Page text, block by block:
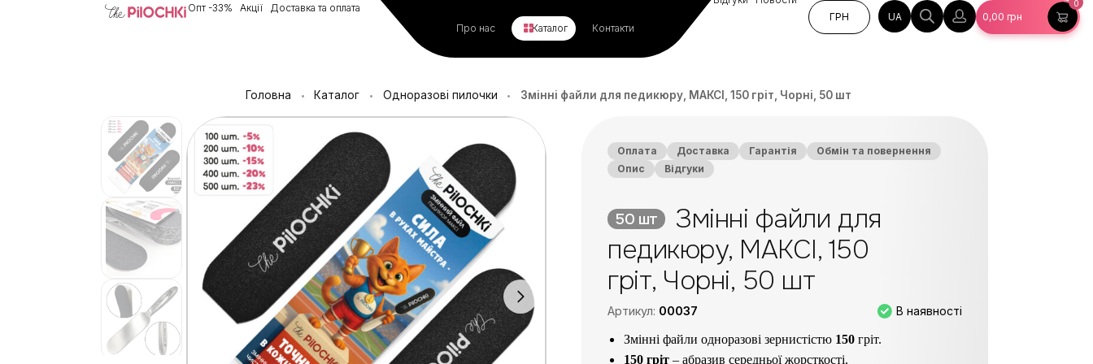
Опт -33% Акції
Доставка та оплата
Про нас
Каталог Контакти
ГРН
UA 0,00 грн
0
Головна • Каталог • Одноразові пилочки • Змінні файли для педикюру, МАКСІ, 150 гріт, Чорні, 50 шт
Оплата Доставка Гарантія
Обмін та повернення
Опис
Відгуки
50 шт
Змінні файли для
педикюру, МАКСІ, 150
гріт, Чорні, 50 шт
Артикул: 00037 В наявності
Змінні файли одноразові зернистістю 150 гріт.
150 гріт – абразив середньої жорсткості.